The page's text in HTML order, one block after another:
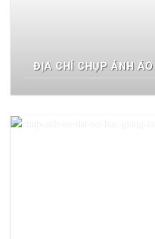
ĐỊA CHỈ CHỤP ẢNH